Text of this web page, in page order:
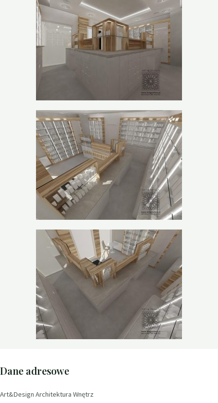
Dane adresowe
Art&Design Architektura Wnętrz